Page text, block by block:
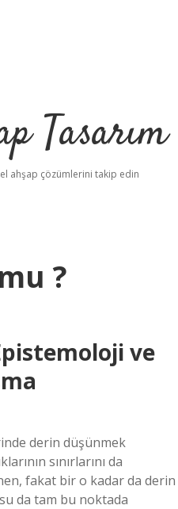
Tasarım
ahşap çözümlerini takip edin
?
ve
derin düşünmek
sınırlarını da
fakat bir o kadar da derin
da tam bu noktada